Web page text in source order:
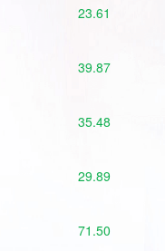
23.61
39.87
35.48
29.89
71.50